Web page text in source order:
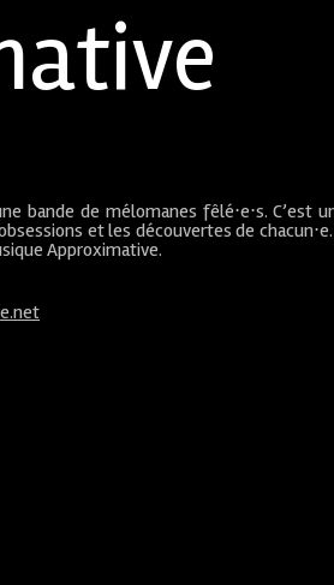
bande de mélomanes fêlé⋅e⋅s. C’est
et les découvertes de
Approximative.